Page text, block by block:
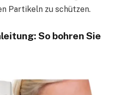
Partikeln zu schützen.
So bohren Sie